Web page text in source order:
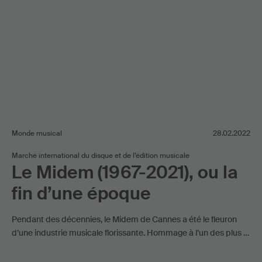
Monde musical 28.02.2022
Marché international du disque et de l’édition musicale
Le Midem (1967-2021), ou la
fin d’une époque
Pendant des décennies, le Midem de Cannes a été le fleuron
d’une industrie musicale florissante. Hommage à l’un des plus …